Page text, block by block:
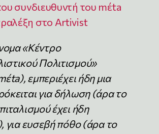
συνδιευθυντή του mέta
στο Artivist
«Κέντρο
Πολιτισμού»
εμπεριέχει ήδη μια
για δήλωση (άρα το
έχει ήδη
για ευσεβή πόθο (άρα το